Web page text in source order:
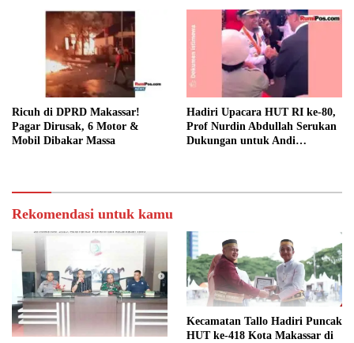
Ricuh di DPRD Makassar!
Pagar Dirusak, 6 Motor &
Mobil Dibakar Massa
Hadiri Upacara HUT RI ke-80,
Prof Nurdin Abdullah Serukan
Dukungan untuk Andi
Rekomendasi untuk kamu
Kecamatan Tallo Hadiri Puncak
HUT ke-418 Kota Makassar di